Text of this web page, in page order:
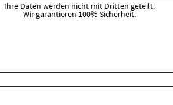
Ihre Daten werden nicht mit Dritten geteilt.
Wir garantieren 100% Sicherheit.